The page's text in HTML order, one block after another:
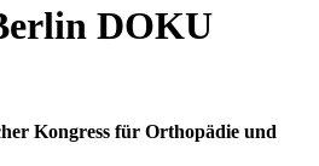
DOKU
Kongress für Orthopädie und